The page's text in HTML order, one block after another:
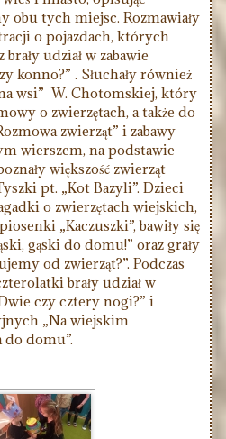
obu tych miejsc. Rozmawiały
o pojazdach, których
udział w zabawie
konno?” . Słuchały również
wsi” W. Chotomskiej, który
o zwierzętach, a także do
zwierząt” i zabawy
wierszem, na podstawie
większość zwierząt
pt. „Kot Bazyli”. Dzieci
o zwierzętach wiejskich,
„Kaczuszki”, bawiły się
gąski do domu!” oraz grały
od zwierząt?”. Podczas
brały udział w
czy cztery nogi?” i
„Na wiejskim
do domu”.